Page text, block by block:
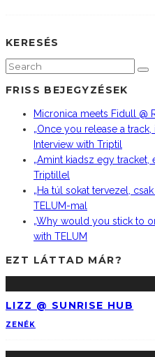
KERESÉS
FRISS BEJEGYZÉSEK
Micronica meets Fidull @
„Once you release a
Interview with Triptil
„Amint kiadsz egy tracket,
Triptillel
„Ha túl sokat tervezel,
TELUM-mal
„Why would you stick to
with TELUM
EZT LÁTTAD MÁR?
LIZZ @ SUNRISE HUB
ZENÉK